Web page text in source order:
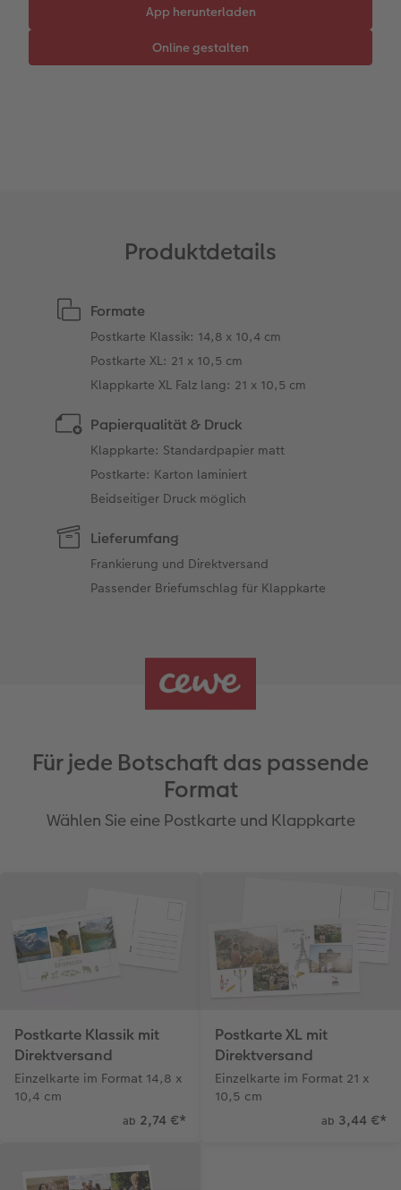
CEWE myPhotos
Gestaltungsideen
Neuheiten
Mehrteiler
im Wunschformat
Einzelkarten
Digitale Grußkarte
Kundenbeispiele
CEWE Geschenkgutschein
Produktdetails
Formate
Postkarte Klassik: 14,8 x 10,4 cm
Postkarte XL: 21 x 10,5 cm
Klappkarte XL Falz lang: 21 x 10,5 cm
Papierqualität & Druck
Klappkarte: Standardpapier matt
Postkarte: Karton laminiert
Beidseitiger Druck möglich
Lieferumfang
Frankierung und Direktversand
Passender Briefumschlag für Klappkarte
Für jede Botschaft das passende
Format
Wählen Sie eine Postkarte und Klappkarte
Postkarte Klassik mit
Direktversand
Einzelkarte im Format 14,8 x
10,4 cm
ab 2,74 €*
Postkarte XL mit
Direktversand
Einzelkarte im Format 21 x
10,5 cm
ab 3,44 €*